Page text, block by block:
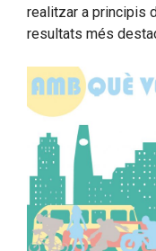
realitzar a principis
resultats més